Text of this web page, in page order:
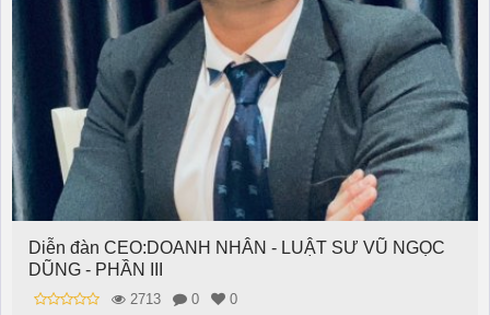
Diễn đàn CEO:DOANH NHÂN - LUẬT SƯ VŨ NGỌC
DŨNG - PHẦN III
2713 0
0